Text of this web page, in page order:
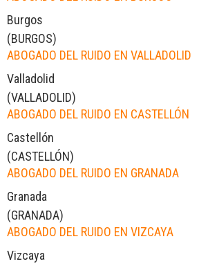
Burgos
(BURGOS)
ABOGADO DEL RUIDO EN VALLADOLID
Valladolid
(VALLADOLID)
ABOGADO DEL RUIDO EN CASTELLÓN
Castellón
(CASTELLÓN)
ABOGADO DEL RUIDO EN GRANADA
Granada
(GRANADA)
ABOGADO DEL RUIDO EN VIZCAYA
Vizcaya